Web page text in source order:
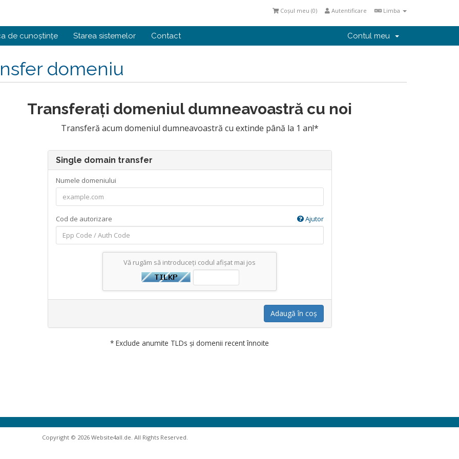
Limba
Autentificare
Coșul meu (0)
de cunoștințe Starea sistemelor Contact Contul meu
domeniu
Transferați domeniul dumneavoastră cu noi
Transferă acum domeniul dumneavoastră cu extinde până la 1 an!*
Single domain transfer
Numele domeniului
Cod de autorizare Ajutor
Vă rugăm să introduceți codul afișat mai jos
Adaugă în coș
* Exclude anumite TLDs și domenii recent înnoite
Copyright © 2026 Website4all.de. All Rights Reserved.